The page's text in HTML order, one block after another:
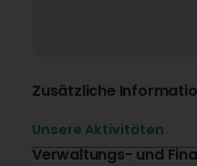
Zusätzliche
Unsere Aktivitäten
Verwaltungs- und